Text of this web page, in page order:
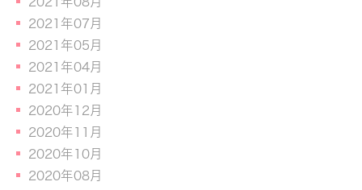
2021年07月
2021年05月
2021年04月
2021年01月
2020年12月
2020年11月
2020年10月
2020年08月